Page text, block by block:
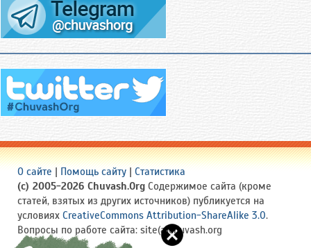
О сайте | Помощь сайту | Статистика
(c) 2005-2026 Chuvash.Org Содержимое сайта (кроме
статей, взятых из других источников) публикуется на
условиях CreativeCommons Attribution-ShareAlike 3.0.
Вопросы по работе сайта: site(a)chuvash.org